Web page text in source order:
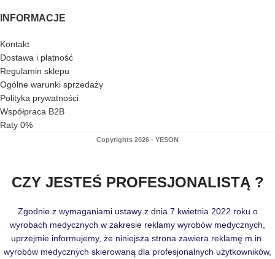
INFORMACJE
Kontakt
Dostawa i płatność
Regulamin sklepu
Ogólne warunki sprzedaży
Polityka prywatności
Współpraca B2B
Raty 0%
Copyrights 2026 - YESON
CZY JESTEŚ PROFESJONALISTĄ ?
Zgodnie z wymaganiami ustawy z dnia 7 kwietnia 2022 roku o
wyrobach medycznych w zakresie reklamy wyrobów medycznych,
uprzejmie informujemy, że niniejsza strona zawiera reklamę m.in.
wyrobów medycznych skierowaną dla profesjonalnych użytkowników,